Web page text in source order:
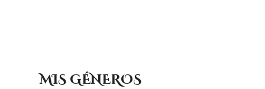
MIS GÉNEROS